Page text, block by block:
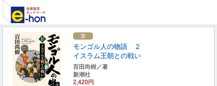
モンゴル人の物語 ２
イスラム王朝との戦い
百田尚樹／著
新潮社
2,420円